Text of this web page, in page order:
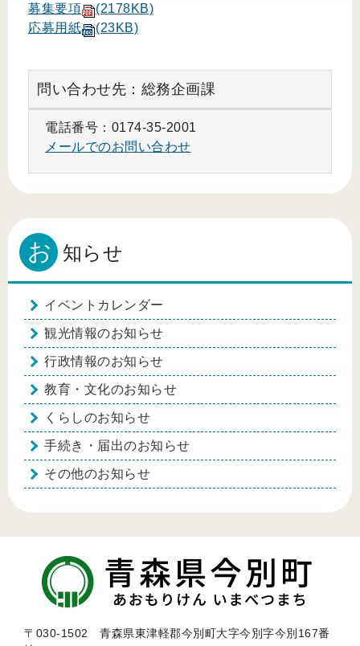
募集要項
(2178KB)
応募用紙
(23KB)
問い合わせ先：総務企画課
電話番号：0174-35-2001
メールでのお問い合わせ
お 知らせ
イベントカレンダー
観光情報のお知らせ
行政情報のお知らせ
教育・文化のお知らせ
くらしのお知らせ
手続き・届出のお知らせ
その他のお知らせ
〒030-1502 青森県東津軽郡今別町大字今別字今別167番